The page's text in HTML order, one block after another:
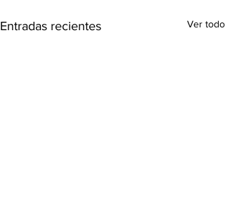
Entradas recientes Ver todo